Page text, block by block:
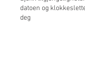
datoen og
deg